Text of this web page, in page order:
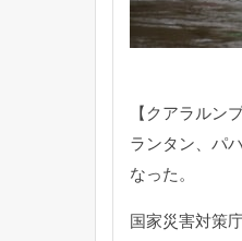
【クアラルン
ランタン、パ
なった。
国家災害対策